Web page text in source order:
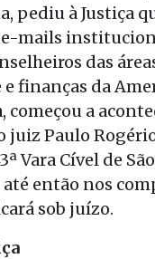
pediu à Justiça
e-mails
das
finanças da
começou a
juiz Paulo
Vara Cível de
então nos
sob juízo.